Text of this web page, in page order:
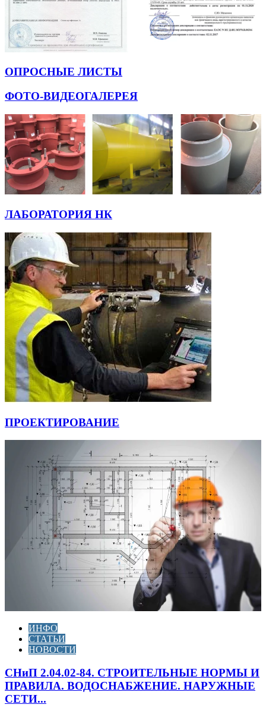
ОПРОСНЫЕ ЛИСТЫ
ФОТО-ВИДЕОГАЛЕРЕЯ
ЛАБОРАТОРИЯ НК
ПРОЕКТИРОВАНИЕ
ИНФО
СТАТЬИ
НОВОСТИ
СНиП 2.04.02-84. СТРОИТЕЛЬНЫЕ НОРМЫ И
ПРАВИЛА. ВОДОСНАБЖЕНИЕ. НАРУЖНЫЕ
СЕТИ...